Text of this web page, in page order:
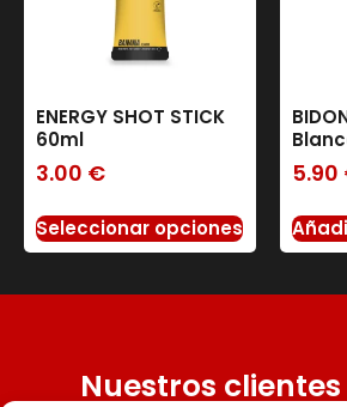
ENERGY SHOT STICK
60ml
3.00 €
Seleccionar opciones
5.90
Nuestros